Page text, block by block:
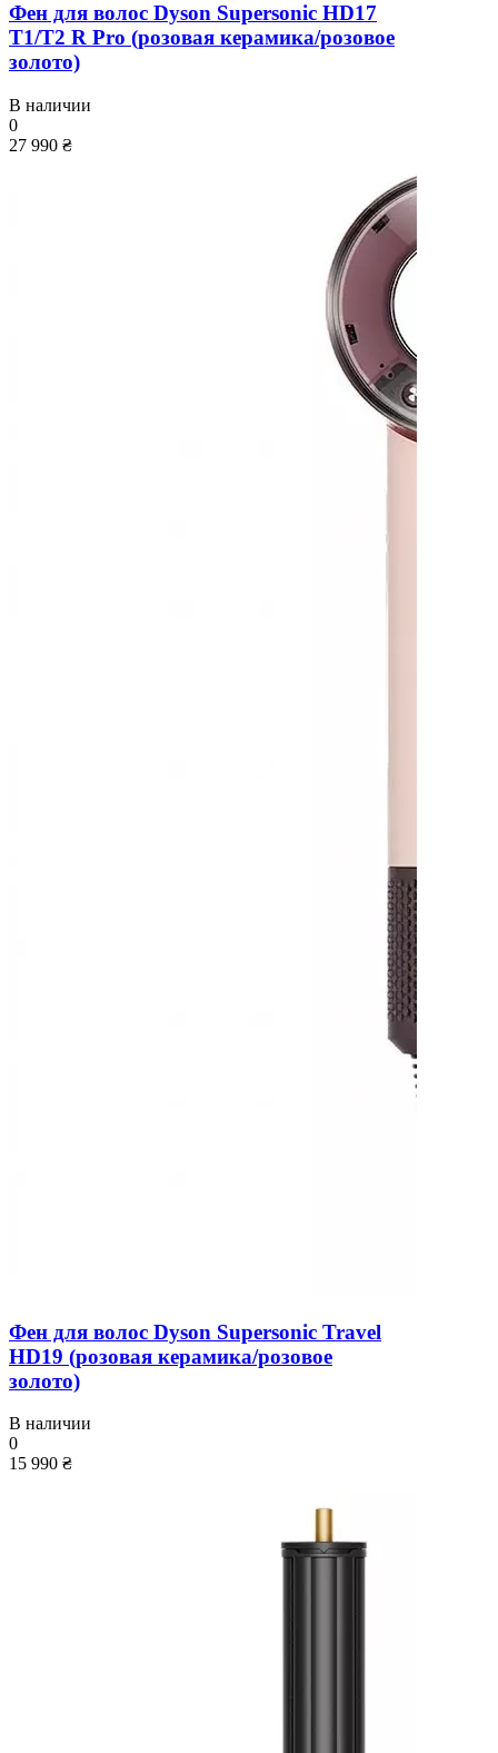
Фен для волос Dyson Supersonic HD17
T1/T2 R Pro (розовая керамика/розовое
золото)
В наличии
0
27 990 ₴
Фен для волос Dyson Supersonic Travel
HD19 (розовая керамика/розовое
золото)
В наличии
0
15 990 ₴